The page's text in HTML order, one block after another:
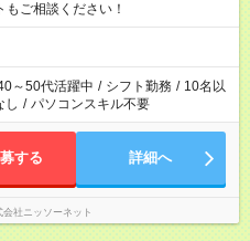
ご相談ください！
～50代活躍中 / シフト勤務 / 10名以
し / パソコンスキル不要
する 詳細へ
会社ニッソーネット